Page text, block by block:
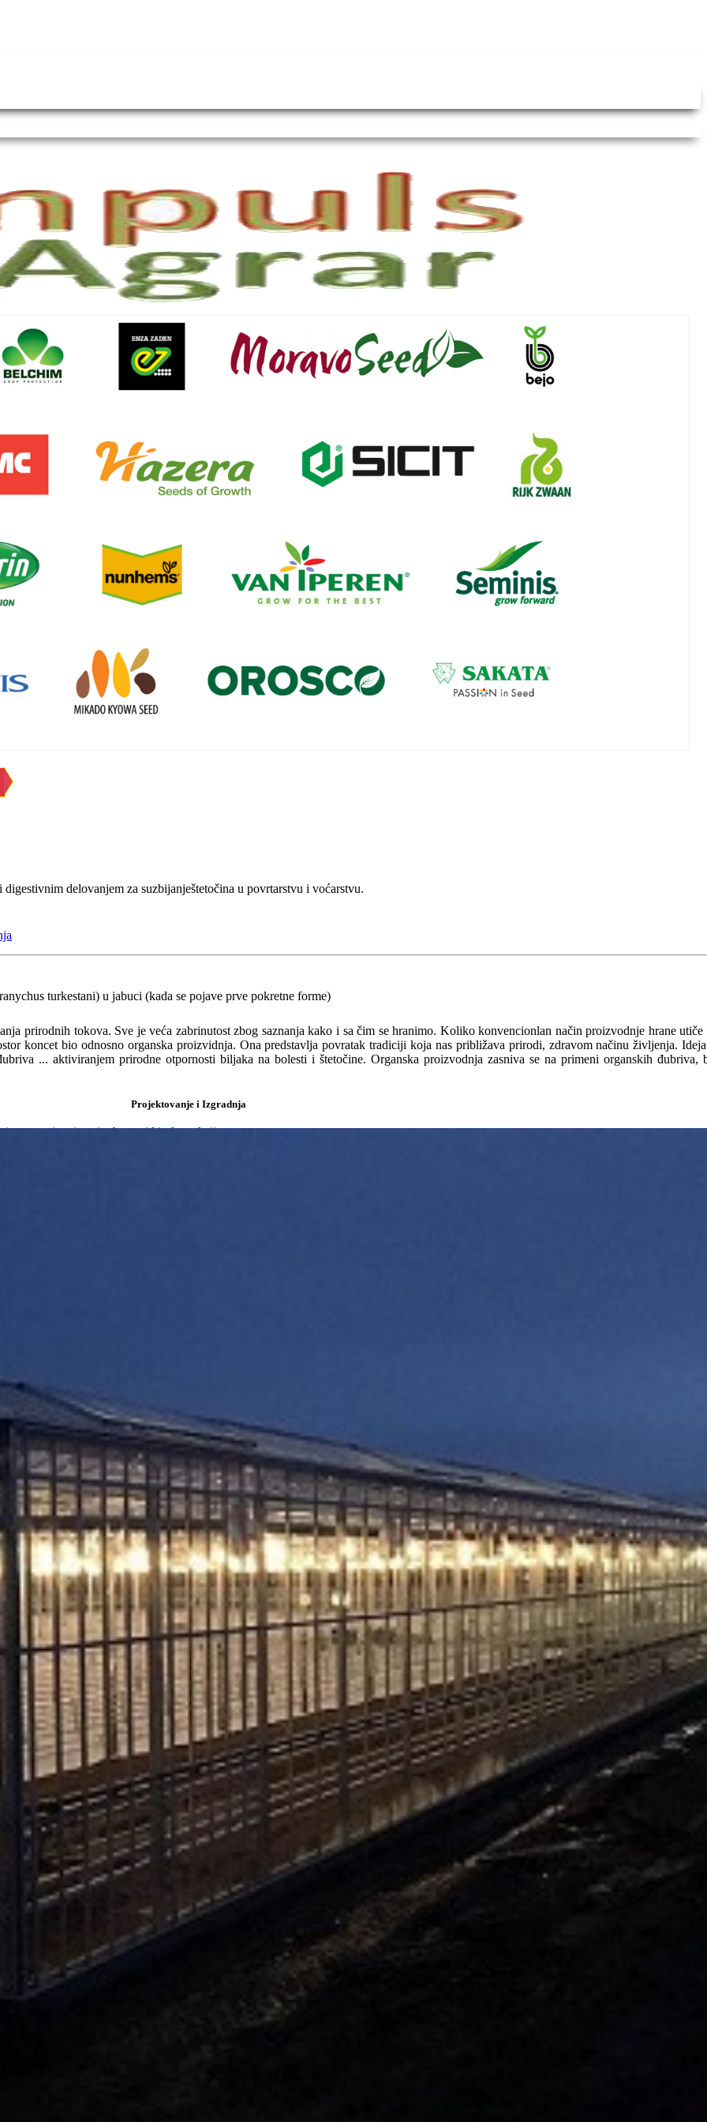
prirodnih tokova. Sve je veća zabrinutost zbog saznanja kako i sa čim se hranimo. Koliko konvencionlan način proizvodnje hrane utiče
koncet bio odnosno organska proizvidnja. Ona predstavlja povratak tradiciji koja nas približava prirodi, zdravom načinu življenja.
... aktiviranjem prirodne otpornosti biljaka na bolesti i štetočine. Organska proizvodnja zasniva se na primeni organskih đubriva,
Projektovanje i Izgradnja
delovanjem za suzbijanještetočina u povrtarstvu i voćarstvu.
turkestani) u jabuci (kada se pojave prve pokretne forme)
i preparatima izrazito bazne i kisele reakcije.
inostranstvo, molimo da nas kontaktirate za informacije o ceni i mogućnostima isporuke.